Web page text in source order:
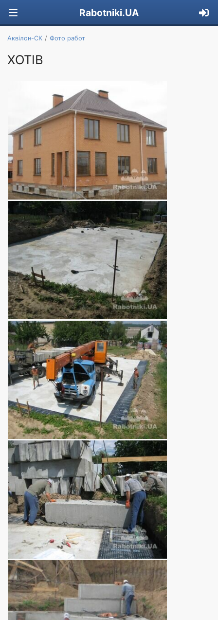
Rabotniki.UA
Аквілон-СК Фото работ
ХОТІВ